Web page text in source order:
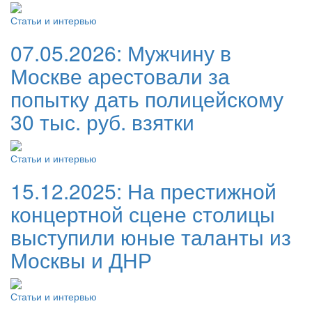
Статьи и интервью
07.05.2026: Мужчину в
Москве арестовали за
попытку дать полицейскому
30 тыс. руб. взятки
Статьи и интервью
15.12.2025: На престижной
концертной сцене столицы
выступили юные таланты из
Москвы и ДНР
Статьи и интервью